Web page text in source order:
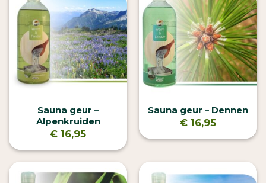
Sauna geur –
Alpenkruiden
€ 16,95
Sauna geur – Dennen
€ 16,95